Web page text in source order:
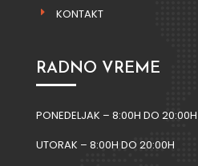
KONTAKT
RADNO VREME
PONEDELJAK – 8:00H DO 20:00H
UTORAK – 8:00H DO 20:00H